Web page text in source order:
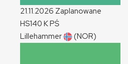
21.11.2026 Zaplanowane
HS140 KPŚ
Lillehammer
(NOR)